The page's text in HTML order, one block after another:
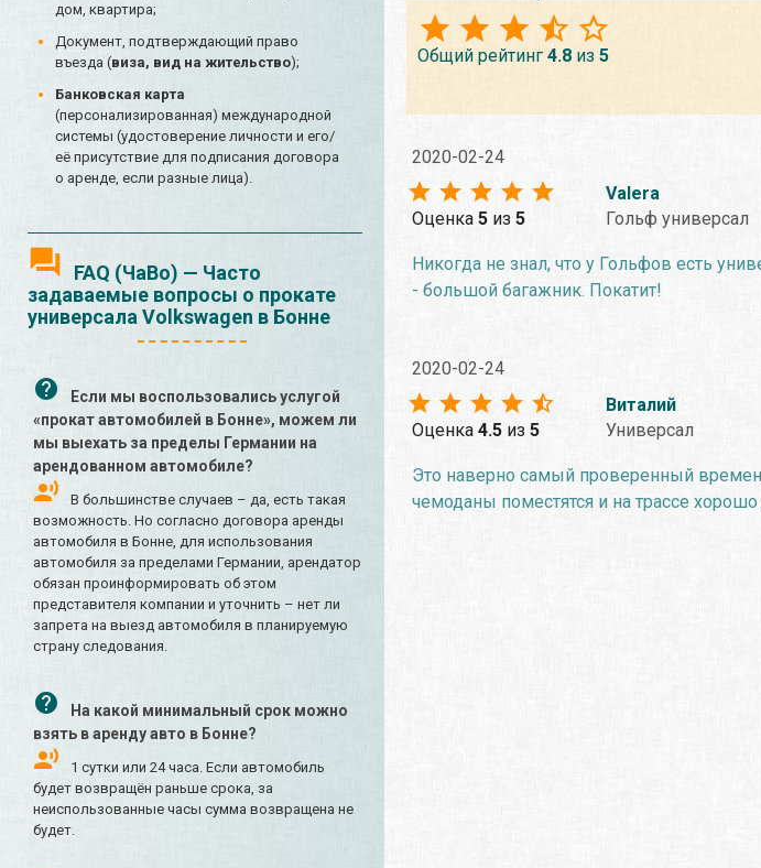
дом, квартира;
Документ, подтверждающий право
въезда (виза, вид на жительство);
Банковская карта
(персонализированная) международной
системы (удостоверение личности и его/
её присутствие для подписания договора
о аренде, если разные лица).
FAQ (ЧаВо) — Часто
задаваемые вопросы о прокате
универсала Volkswagen в Бонне
Если мы воспользовались услугой
«прокат автомобилей в Бонне», можем ли
мы выехать за пределы Германии на
арендованном автомобиле?
В большинстве случаев – да, есть такая
возможность. Но согласно договора аренды
автомобиля в Бонне, для использования
автомобиля за пределами Германии, арендатор
обязан проинформировать об этом
представителя компании и уточнить – нет ли
запрета на выезд автомобиля в планируемую
страну следования.
На какой минимальный срок можно
взять в аренду авто в Бонне?
1 сутки или 24 часа. Если автомобиль
будет возвращён раньше срока, за
неиспользованные часы сумма возвращена не
будет.
Общий рейтинг 4.8из 5
2020-02-24
Оценка 5из 5
Valera
Гольф универсал
Никогда не знал, что у Гольфов есть
- большой багажник. Покатит!
2020-02-24
Оценка 4.5из 5
Виталий
Универсал
Это наверно самый проверенный
чемоданы поместятся и на трассе